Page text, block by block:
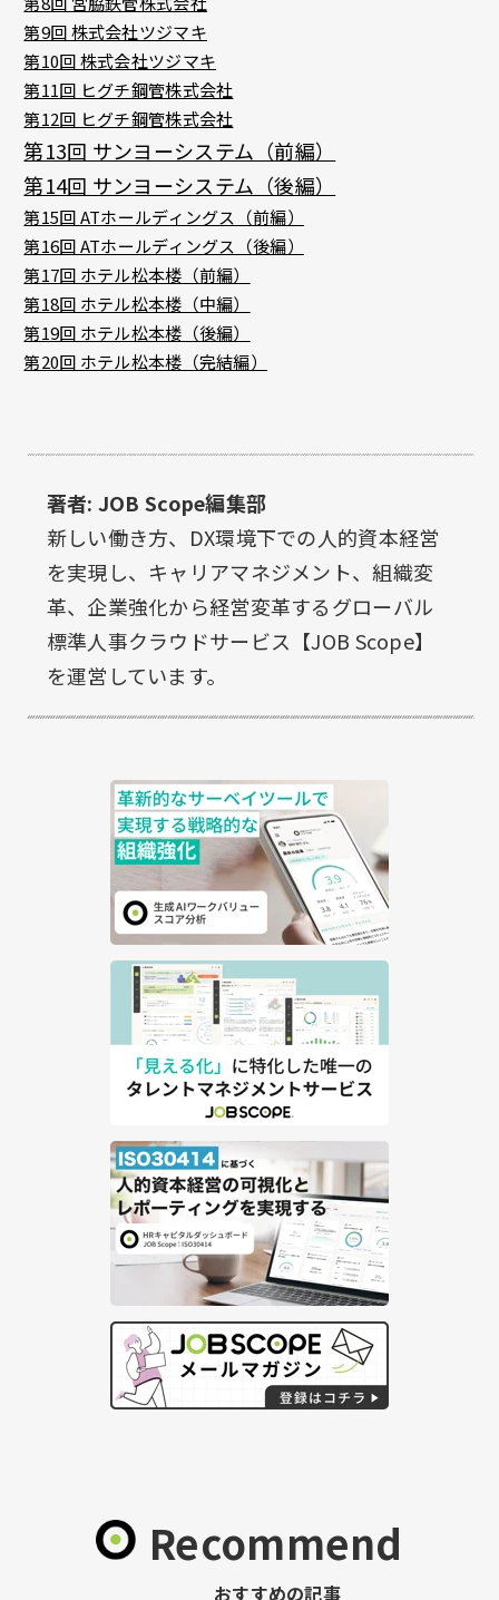
第9回 株式会社ツジマキ
第10回 株式会社ツジマキ
第11回 ヒグチ鋼管株式会社
第12回 ヒグチ鋼管株式会社
第13回 サンヨーシステム（前編）
第14回 サンヨーシステム（後編）
第15回 ATホールディングス（前編）
第16回 ATホールディングス（後編）
第17回 ホテル松本楼（前編）
第18回 ホテル松本楼（中編）
第19回 ホテル松本楼（後編）
第20回 ホテル松本楼（完結編）
著者: JOB Scope編集部
新しい働き方、DX環境下での人的資本経営
を実現し、キャリアマネジメント、組織変
革、企業強化から経営変革するグローバル
標準人事クラウドサービス【JOB Scope】
を運営しています。
Recommend
おすすめの記事